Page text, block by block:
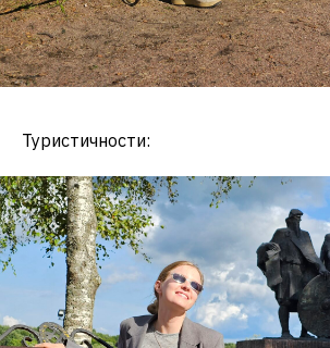
Туристичности: